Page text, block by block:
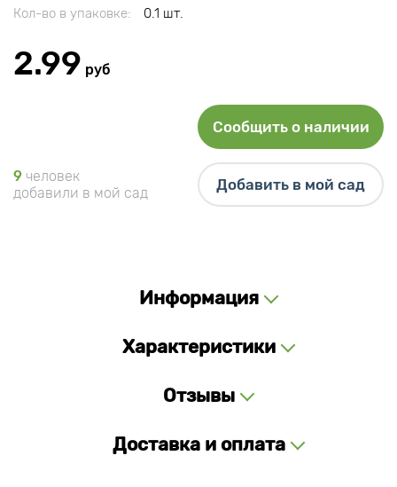
Кол-во в упаковке:
0.1 шт.
2.99 руб
Сообщить о наличии
9 человек
добавили в мой сад
Добавить в мой сад
Информация
Характеристики
Отзывы
Доставка и оплата